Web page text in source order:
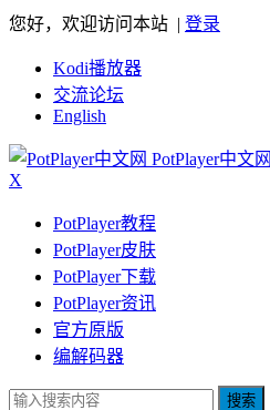
您好，欢迎访问本站 | 登录
Kodi播放器
交流论坛
English
PotPlayer中文网
X
PotPlayer教程
PotPlayer皮肤
PotPlayer下载
PotPlayer资讯
官方原版
编解码器
搜索